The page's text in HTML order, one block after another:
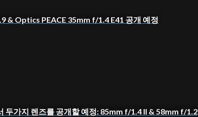
& Optics PEACE 35mm f/1.4 E41 공개 예정
두가지 렌즈를 공개할 예정: 85mm f/1.4 II & 58mm f/1.2